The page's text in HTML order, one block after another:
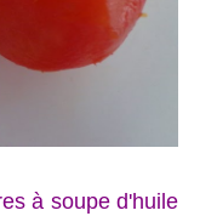
à soupe d'huile